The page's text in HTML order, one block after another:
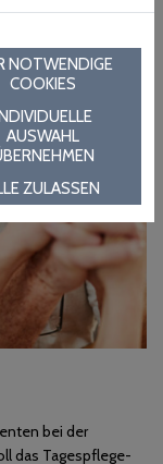
bei der
das Tagespflege-
NOTWENDIGE
COOKIES
AUSWAHL
ZULASSEN